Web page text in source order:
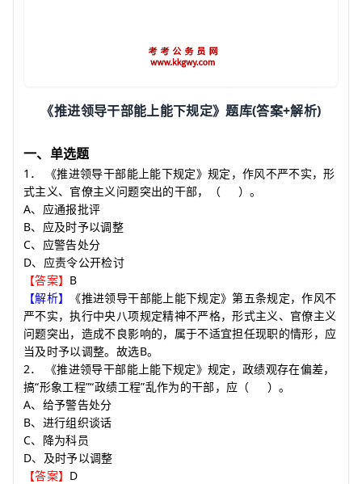
《推进领导干部能上能下规定》题库(答案+解析)
一、单选题
1 ．
《推进领导干部能上能下规定》规定，作风不严不实，形
式主义、官僚主义问题突出的干部，
（ ）。
A、应通报批评
B、应及时予以调整
C、应警告处分
D、应责令公开检讨
【答案】 B
【解析】
《推进领导干部能上能下规定》第五条规定，作风不
严不实，执行中央八项规定精神不严格，形式主义、官僚主义
问题突出，造成不良影响的，属于不适宜担任现职的情形，应
当及时予以调整。故选B。
2．
《推进领导干部能上能下规定》规定，政绩观存在偏差，
搞“形象工程”“政绩工程”乱作为的干部，应 （ ） 。
A、给予警告处分
B、进行组织谈话
C、降为科员
D、及时予以调整
【答案】 D